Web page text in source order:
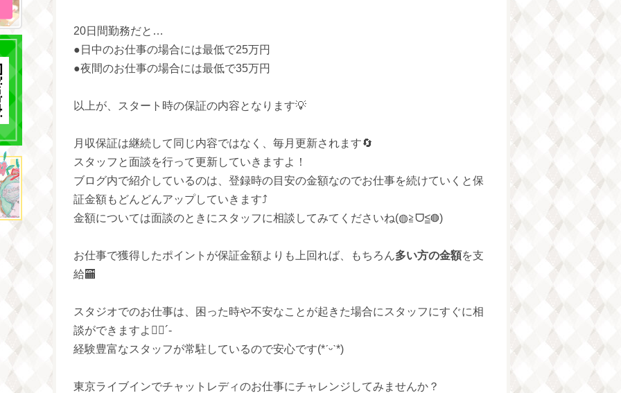
20日間勤務だと…
●日中のお仕事の場合には最低で25万円
●夜間のお仕事の場合には最低で35万円
以上が、スタート時の保証の内容となります💡
月収保証は継続して同じ内容ではなく、毎月更新されます🔄
スタッフと面談を行って更新していきますよ！
ブログ内で紹介しているのは、登録時の目安の金額なのでお仕事を続けていくと保
証金額もどんどんアップしていきます⤴️
金額については面談のときにスタッフに相談してみてくださいね(◍≧ᗜ≦◍)
お仕事で獲得したポイントが保証金額よりも上回れば、もちろん多い方の金額を支
給🏧
スタジオでのお仕事は、困った時や不安なことが起きた場合にスタッフにすぐに相
談ができますよ👌🏻´-
経験豊富なスタッフが常駐しているので安心です(*ˊᵕˋ*)
東京ライブインでチャットレディのお仕事にチャレンジしてみませんか？